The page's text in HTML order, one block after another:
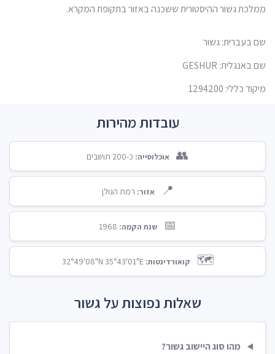
ממלכת גשור ההיסטורית ששכנה באזור בתקופת המקרא.
שם בעברית: גשור
שם באנגלית: GESHUR
מיקוד כללי: 1294200
עובדות מהירות
👥 אוכלוסייה: כ-200 תושבים
📍 אזור: רמת הגולן
📅 שנת הקמה: 1968
🗺️ קואורדינטות: 32°49′08″N 35°43′01″E
שאלות נפוצות על גשור
מהו סוג היישוב גשור?